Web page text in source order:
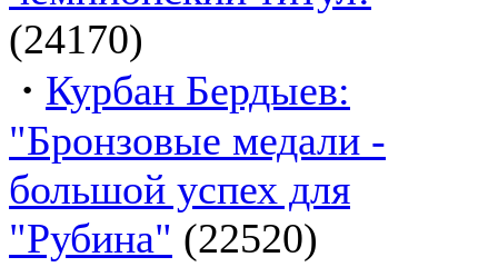
(24170)
· Курбан Бердыев:
"Бронзовые медали -
большой успех для
"Рубина" (22520)